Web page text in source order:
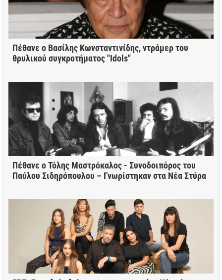
Πέθανε ο Βασίλης Κωνσταντινίδης, ντράμερ του
θρυλικού συγκροτήματος "Idols"
Πέθανε ο Τόλης Μαστρόκαλος - Συνοδοιπόρος του
Παύλου Σιδηρόπουλου – Γνωρίστηκαν στα Νέα Στύρα